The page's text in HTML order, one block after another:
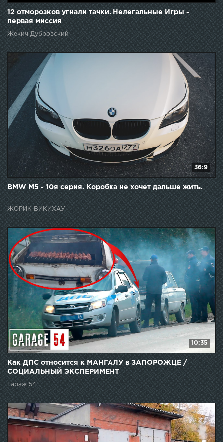
12 отморозков угнали тачки. Нелегальные Игры -
первая миссия
Жекич Дубровский
36:9
BMW M5 - 10я серия. Коробка не хочет дальше жить.
ЖОРИК ВИКИХАУ
10:35
Как ДПС относится к МАНГАЛУ в ЗАПОРОЖЦЕ /
СОЦИАЛЬНЫЙ ЭКСПЕРИМЕНТ
Гараж 54